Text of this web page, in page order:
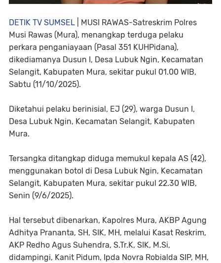
DETIK TV SUMSEL | MUSI RAWAS-Satreskrim Polres
Musi Rawas (Mura), menangkap terduga pelaku
perkara penganiayaan (Pasal 351 KUHPidana),
dikediamanya Dusun I, Desa Lubuk Ngin, Kecamatan
Selangit, Kabupaten Mura, sekitar pukul 01.00 WIB,
Sabtu (11/10/2025).
Diketahui pelaku berinisial, EJ (29), warga Dusun I,
Desa Lubuk Ngin, Kecamatan Selangit, Kabupaten
Mura.
Tersangka ditangkap diduga memukul kepala AS (42),
menggunakan botol di Desa Lubuk Ngin, Kecamatan
Selangit, Kabupaten Mura, sekitar pukul 22.30 WIB,
Senin (9/6/2025).
Hal tersebut dibenarkan, Kapolres Mura, AKBP Agung
Adhitya Prananta, SH, SIK, MH, melalui Kasat Reskrim,
AKP Redho Agus Suhendra, S.Tr.K, SIK, M.Si,
didampingi, Kanit Pidum, Ipda Novra Robialda SIP, MH,